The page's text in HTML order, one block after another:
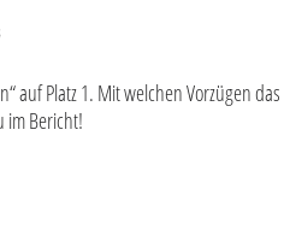
auf Platz 1. Mit welchen Vorzügen das
im Bericht!